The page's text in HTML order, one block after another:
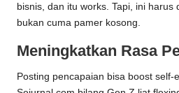
bisnis, dan itu works. Tapi, ini harus
bukan cuma pamer kosong.
Meningkatkan Rasa
Posting pencapaian bisa boost self-